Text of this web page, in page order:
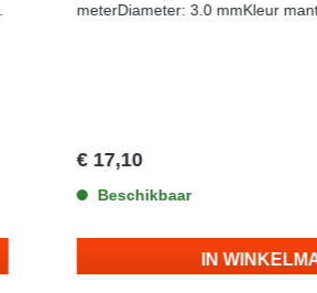
meterDiameter: 3.0 mmKleur
€ 17,10
Beschikbaar
IN